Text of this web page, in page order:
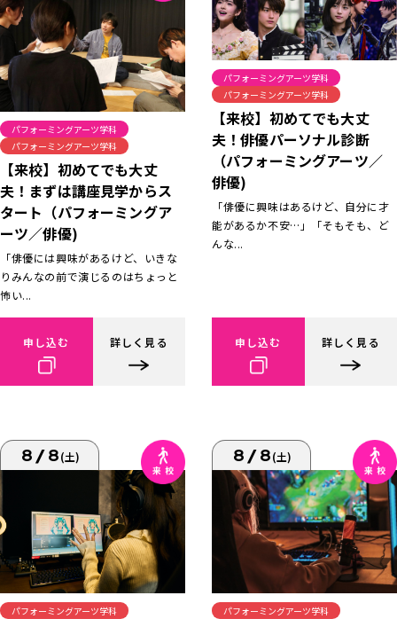
パフォーミングアーツ学科
パフォーミングアーツ学科
【来校】初めてでも大丈
夫！まずは講座見学からス
タート（パフォーミングア
ーツ／俳優)
「俳優には興味があるけど、いきな
りみんなの前で演じるのはちょっと
怖い...
申し込む 詳しく見る
パフォーミングアーツ学科
パフォーミングアーツ学科
【来校】初めてでも大丈
夫！俳優パーソナル診断
（パフォーミングアーツ／
俳優)
「俳優に興味はあるけど、自分に才
能があるか不安…」「そもそも、ど
んな...
申し込む 詳しく見る
8/8(土)
パフォーミングアーツ学科
8/8(土)
パフォーミングアーツ学科